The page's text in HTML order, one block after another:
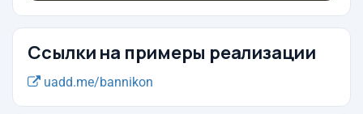
Ссылки на примеры реализации
uadd.me/bannikon